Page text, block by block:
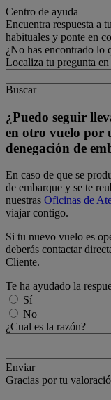
Centro de ayuda
Encuentra respuesta a
habituales y ponte en
¿No has encontrado lo
Localiza tu pregunta
Buscar
¿Puedo seguir
en otro vuelo por
denegación de
En caso de que se
de embarque y se te
nuestras Oficinas de
viajar contigo.
Si tu nuevo vuelo es
deberás contactar
Cliente.
Te ha ayudado la
Sí
No
¿Cual es la razón?
Enviar
Gracias por tu